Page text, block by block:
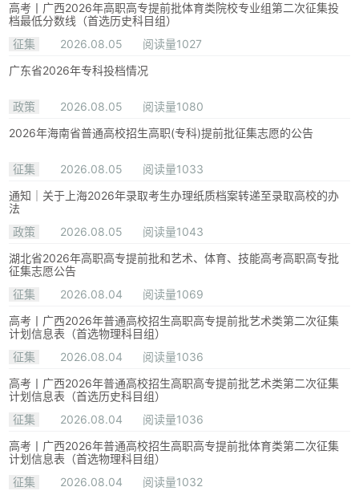
高考丨广西2026年高职高专提前批体育类院校专业组第二次征集投
档最低分数线（首选历史科目组）
征集
2026.08.05
阅读量1027
广东省2026年专科投档情况
政策 2026.08.05
阅读量1080
2026年海南省普通高校招生高职(专科)提前批征集志愿的公告
征集 2026.08.05
阅读量1033
通知｜关于上海2026年录取考生办理纸质档案转递至录取高校的办
法
政策
2026.08.05
阅读量1043
湖北省2026年高职高专提前批和艺术、体育、技能高考高职高专批
征集志愿公告
征集
2026.08.04
阅读量1069
高考丨广西2026年普通高校招生高职高专提前批艺术类第二次征集
计划信息表（首选物理科目组）
征集
2026.08.04
阅读量1036
高考丨广西2026年普通高校招生高职高专提前批艺术类第二次征集
计划信息表（首选历史科目组）
征集
2026.08.04
阅读量1036
高考丨广西2026年普通高校招生高职高专提前批体育类第二次征集
计划信息表（首选物理科目组）
征集
2026.08.04
阅读量1032